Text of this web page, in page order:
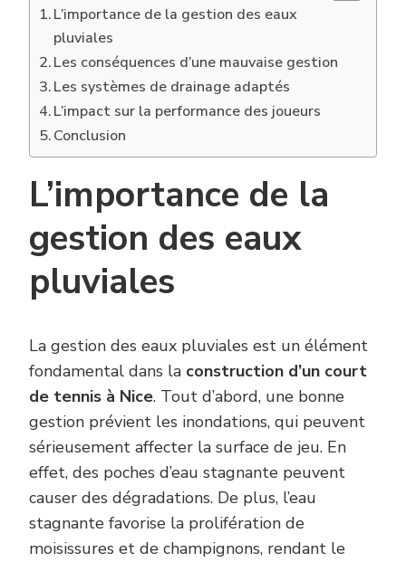
L’importance de la gestion des eaux
pluviales
Les conséquences d’une mauvaise gestion
Les systèmes de drainage adaptés
L’impact sur la performance des joueurs
Conclusion
L’importance de la
gestion des eaux
pluviales
La gestion des eaux pluviales est un élément
fondamental dans la construction d’un court
de tennis à Nice. Tout d’abord, une bonne
gestion prévient les inondations, qui peuvent
sérieusement affecter la surface de jeu. En
effet, des poches d’eau stagnante peuvent
causer des dégradations. De plus, l’eau
stagnante favorise la prolifération de
moisissures et de champignons, rendant le